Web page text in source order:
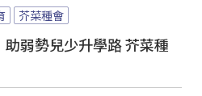
芥菜種會
助弱勢兒少升學路 芥菜種